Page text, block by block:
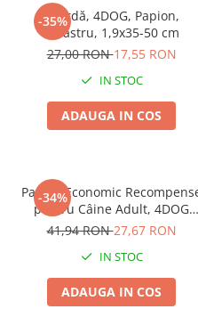
-35%
Zgardă, 4DOG, Papion,
Albastru, 1,9x35-50 cm
27,00 RON17,55 RON
IN STOC
ADAUGA IN COS
-34%
Pachet Economic
pentru Câine Adult, 4DOG
GOODIES Trainer, Miel și
41,94 RON27,67 RON
IN STOC
ADAUGA IN COS